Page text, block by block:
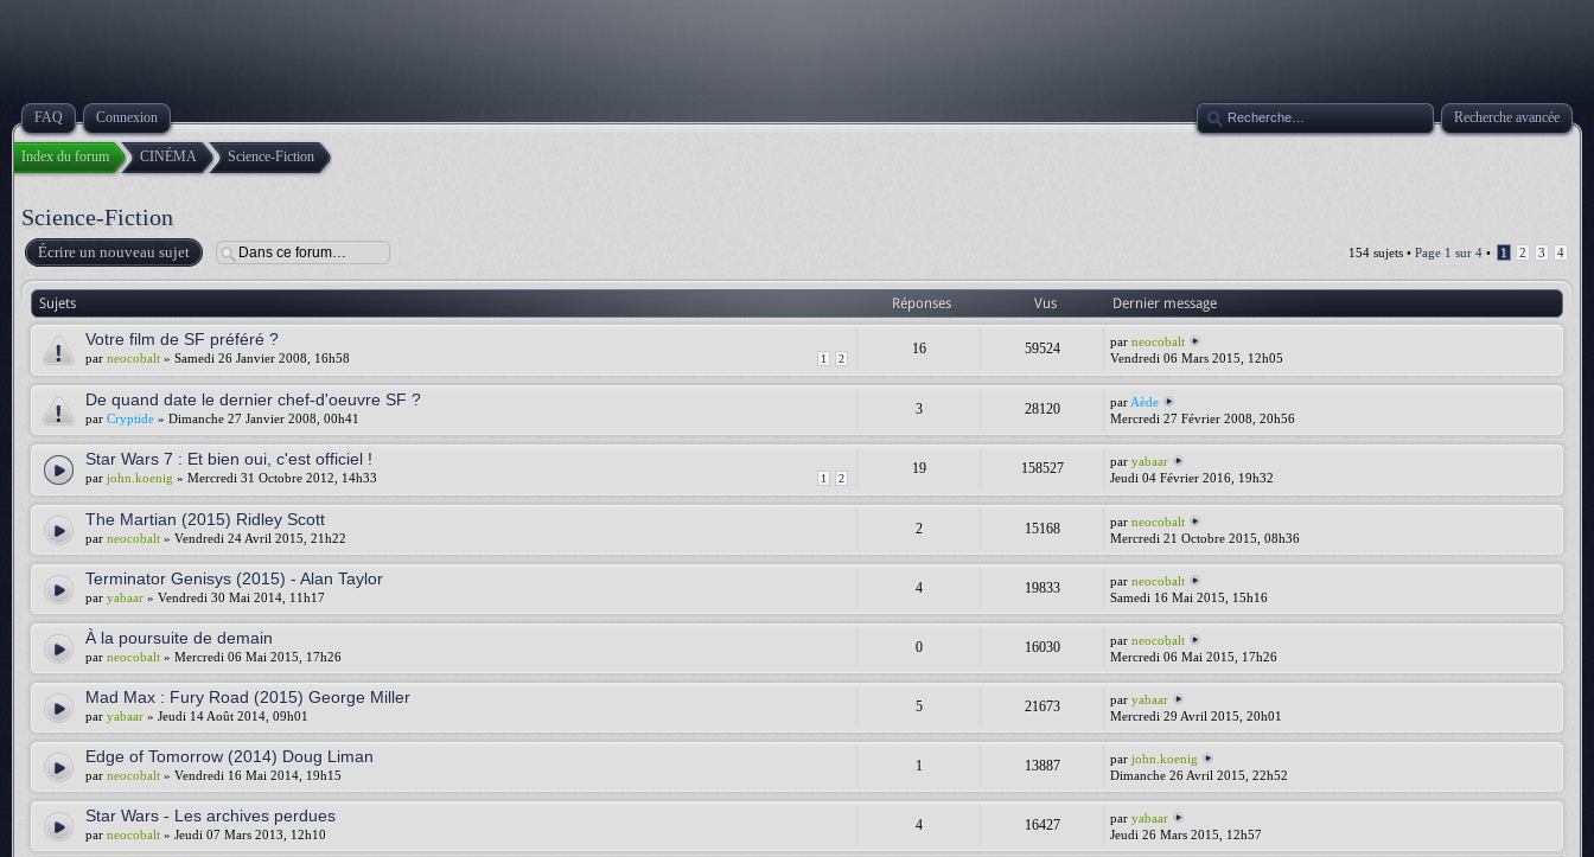
FAQ Connexion Recherche avancée
Index du forum CINÉMA Science-Fiction
Science-Fiction
Écrire un nouveau sujet 154 sujets • Page 1 sur 4 • 1 2 3 4
Sujets Réponses Vus Dernier message
Votre film de SF préféré ?
1 2
par neocobalt » Samedi 26 Janvier 2008, 16h58
16 59524 parneocobalt
Vendredi 06 Mars 2015, 12h05
De quand date le dernier chef-d'oeuvre SF ?
par Cryptide » Dimanche 27 Janvier 2008, 00h41
3 28120 par Aède
Mercredi 27 Février 2008, 20h56
Star Wars 7 : Et bien oui, c'est officiel !
1 2
par john.koenig » Mercredi 31 Octobre 2012, 14h33
19 158527 paryabaar
Jeudi 04 Février 2016, 19h32
The Martian (2015) Ridley Scott
par neocobalt » Vendredi 24 Avril 2015, 21h22
2 15168 parneocobalt
Mercredi 21 Octobre 2015, 08h36
Terminator Genisys (2015) - Alan Taylor
par yabaar » Vendredi 30 Mai 2014, 11h17
4 19833 parneocobalt
Samedi 16 Mai 2015, 15h16
À la poursuite de demain
par neocobalt » Mercredi 06 Mai 2015, 17h26
0 16030 parneocobalt
Mercredi 06 Mai 2015, 17h26
Mad Max : Fury Road (2015) George Miller
par yabaar » Jeudi 14 Août 2014, 09h01
5 21673 paryabaar
Mercredi 29 Avril 2015, 20h01
Edge of Tomorrow (2014) Doug Liman
par neocobalt » Vendredi 16 Mai 2014, 19h15
1 13887 parjohn.koenig
Dimanche 26 Avril 2015, 22h52
Star Wars - Les archives perdues
par neocobalt » Jeudi 07 Mars 2013, 12h10
4 16427 paryabaar
Jeudi 26 Mars 2015, 12h57